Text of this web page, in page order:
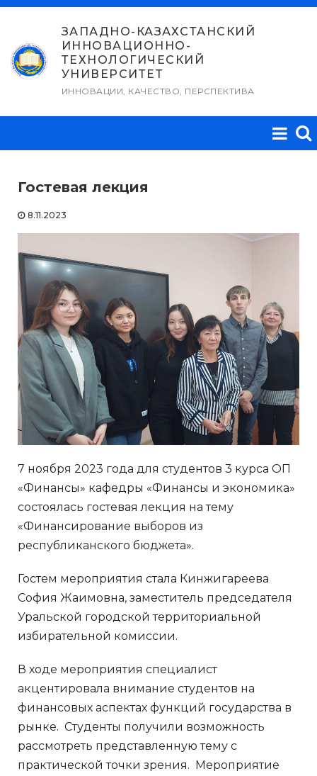
Перейти
содержимому
ЗАПАДНО-КАЗАХСТАНСКИЙ
ИННОВАЦИОННО-
ТЕХНОЛОГИЧЕСКИЙ
УНИВЕРСИТЕТ
ИННОВАЦИИ, КАЧЕСТВО, ПЕРСПЕКТИВА
Гостевая лекция
8.11.2023
7 ноября 2023 года для студентов 3 курса ОП
«Финансы» кафедры «Финансы и экономика»
состоялась гостевая лекция на тему
«Финансирование выборов из
республиканского бюджета».
Гостем мероприятия стала Кинжигареева
София Жаимовна, заместитель председателя
Уральской городской территориальной
избирательной комиссии.
В ходе мероприятия специалист
акцентировала внимание студентов на
финансовых аспектах функций государства в
рынке. Студенты получили возможность
рассмотреть представленную тему с
практической точки зрения. Мероприятие